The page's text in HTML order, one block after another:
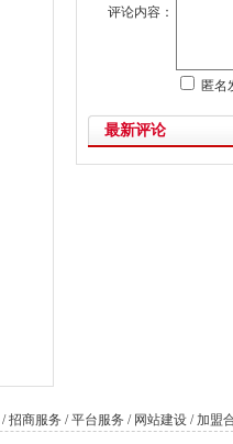
评论内容：
匿
最新评论
/招商服务 /平台服务 / 网站建设 /加盟